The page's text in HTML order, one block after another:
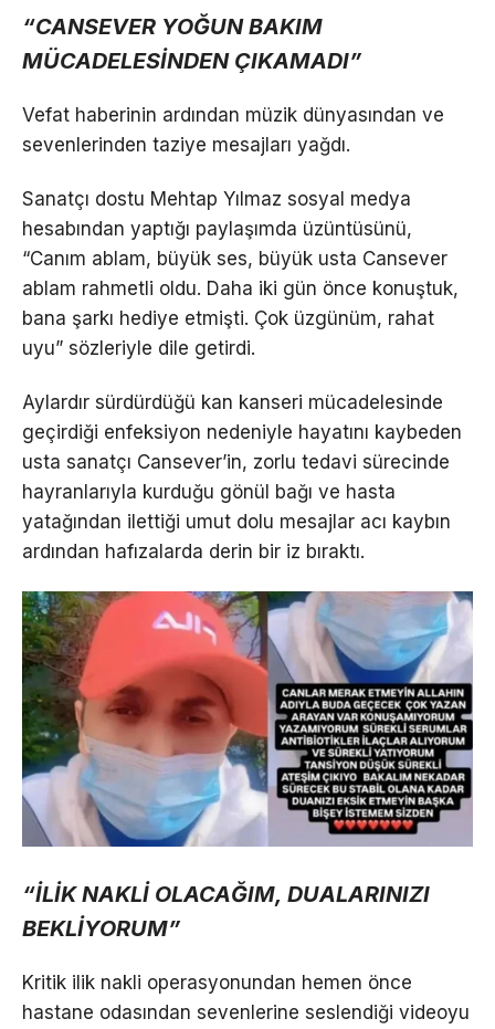
“CANSEVER YOĞUN BAKIM
MÜCADELESİNDEN ÇIKAMADI”
Vefat haberinin ardından müzik dünyasından ve
sevenlerinden taziye mesajları yağdı.
Sanatçı dostu Mehtap Yılmaz sosyal medya
hesabından yaptığı paylaşımda üzüntüsünü,
“Canım ablam, büyük ses, büyük usta Cansever
ablam rahmetli oldu. Daha iki gün önce konuştuk,
bana şarkı hediye etmişti. Çok üzgünüm, rahat
uyu” sözleriyle dile getirdi.
Aylardır sürdürdüğü kan kanseri mücadelesinde
geçirdiği enfeksiyon nedeniyle hayatını kaybeden
usta sanatçı Cansever’in, zorlu tedavi sürecinde
hayranlarıyla kurduğu gönül bağı ve hasta
yatağından ilettiği umut dolu mesajlar acı kaybın
ardından hafızalarda derin bir iz bıraktı.
“İLİK NAKLİ OLACAĞIM, DUALARINIZI
BEKLİYORUM”
Kritik ilik nakli operasyonundan hemen önce
hastane odasından sevenlerine seslendiği videoyu